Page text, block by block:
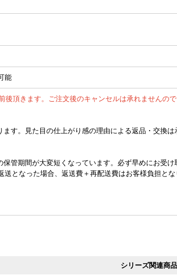
能
頂きます。ご注文後のキャンセルは承れませんので
す。見た目の仕上がり感の理由による返品・交換は
管期間が大変短くなっています。必ず早めにお受け
送となった場合、返送費＋再配送費はお客様負担とな
シリーズ関連商品